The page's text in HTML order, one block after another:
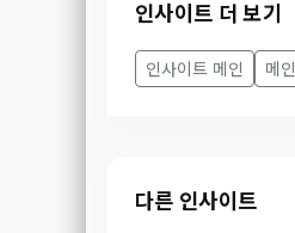
인사이트 더 보기
인사이트 메인 메인
다른 인사이트